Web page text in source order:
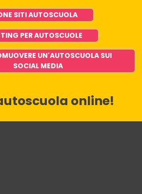
SITI AUTOSCUOLA
PER AUTOSCUOLE
UN'AUTOSCUOLA SUI
SOCIAL MEDIA
online!